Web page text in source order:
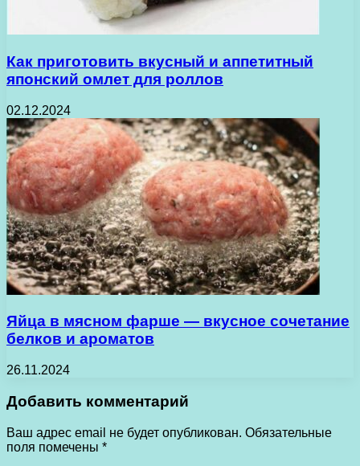
Как приготовить вкусный и аппетитный
японский омлет для роллов
02.12.2024
Яйца в мясном фарше — вкусное сочетание
белков и ароматов
26.11.2024
Добавить комментарий
Ваш адрес email не будет опубликован. Обязательные
поля помечены *